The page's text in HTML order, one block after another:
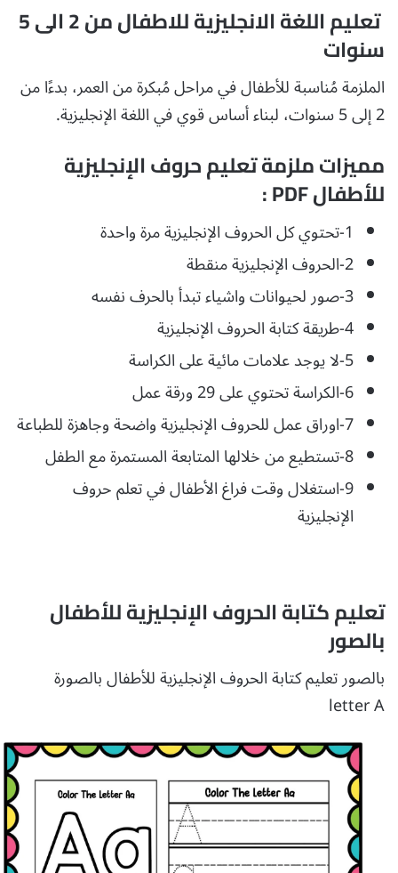
تعليم اللغة الانجليزية للاطفال من 2 الى 5
سنوات
الملزمة مُناسبة للأطفال في مراحل مُبكرة من العمر، بدءًا من
2 إلى 5 سنوات، لبناء أساس قوي في اللغة الإنجليزية.
مميزات ملزمة تعليم حروف الإنجليزية
للأطفال PDF :
1-تحتوي كل الحروف الإنجليزية مرة واحدة
2-الحروف الإنجليزية منقطة
3-صور لحيوانات واشياء تبدأ بالحرف نفسه
4-طريقة كتابة الحروف الإنجليزية
5-لا يوجد علامات مائية على الكراسة
6-الكراسة تحتوي على 29 ورقة عمل
7-اوراق عمل للحروف الإنجليزية واضحة وجاهزة للطباعة
8-تستطيع من خلالها المتابعة المستمرة مع الطفل
9-استغلال وقت فراغ الأطفال في تعلم حروف
الإنجليزية
تعليم كتابة الحروف الإنجليزية للأطفال
بالصور
بالصور تعليم كتابة الحروف الإنجليزية للأطفال بالصورة
letter A